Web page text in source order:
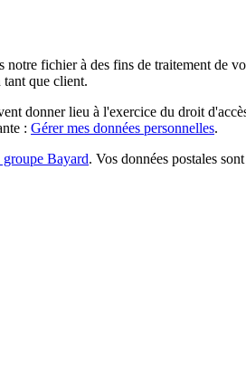
fichier à des fins de traitement de
tant que client.
donner lieu à l'exercice du droit
: Gérer mes données personnelles.
Bayard. Vos données postales